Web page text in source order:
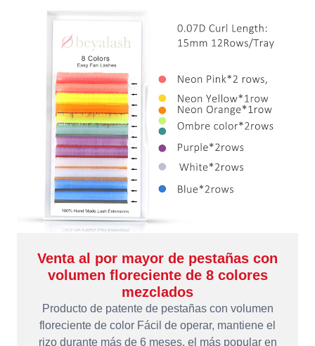
Venta al por mayor de pestañas con
volumen floreciente de 8 colores
mezclados
Producto de patente de pestañas con volumen
floreciente de color Fácil de operar, mantiene el
rizo durante más de 6 meses, el más popular en